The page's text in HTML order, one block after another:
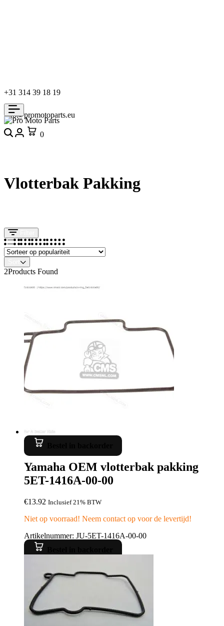
+31 314 39 18 19
info@promotoparts.eu
Search
Login
0
Vlotterbak Pakking
2Products Found
Yamaha OEM vlotterbak pakking
5ET-1416A-00-00
€13.92 Inclusief 21% BTW
Niet op voorraad! Neem contact op voor de levertijd!
Artikelnummer: JU-5ET-1416A-00-00